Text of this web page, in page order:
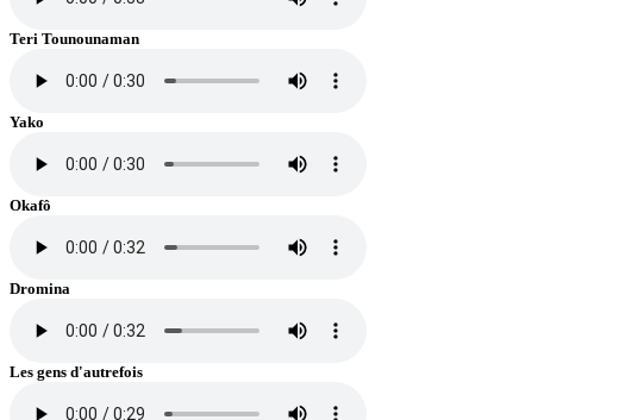
Teri Tounounaman
Yako
Okafô
Dromina
Les gens d'autrefois